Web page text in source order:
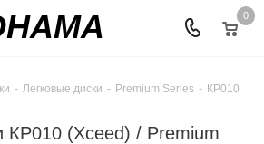
0
- Легковые диски - Premium Series - КР010
КР010 (Xceed) / Premium